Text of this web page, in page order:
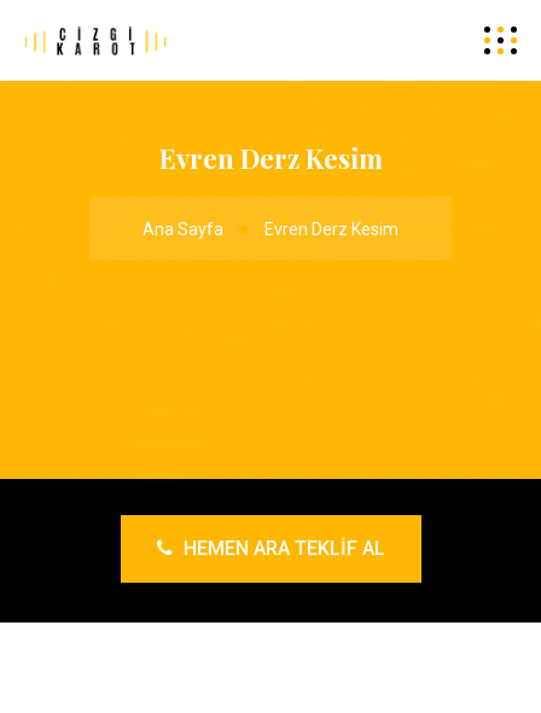
Evren Derz Kesim
Ana Sayfa Evren Derz Kesim
HEMEN ARA TEKLIF AL